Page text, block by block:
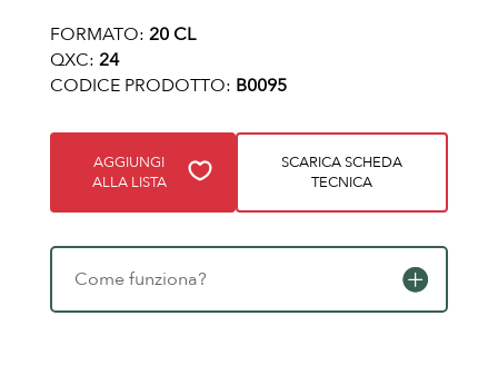
FORMATO: 20 CL
QXC: 24
CODICE PRODOTTO: B0095
AGGIUNGI
ALLA LISTA
SCARICA SCHEDA
TECNICA
Come funziona?